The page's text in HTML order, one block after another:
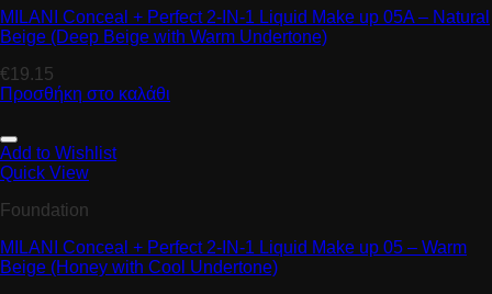
MILANI Conceal + Perfect 2-IN-1 Liquid Make up 05A – Natural
Beige (Deep Beige with Warm Undertone)
€19.15
Προσθήκη στο καλάθι
Add to Wishlist
Quick View
Foundation
MILANI Conceal + Perfect 2-IN-1 Liquid Make up 05 – Warm
Beige (Honey with Cool Undertone)